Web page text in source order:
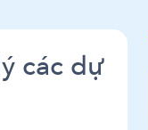
các dự